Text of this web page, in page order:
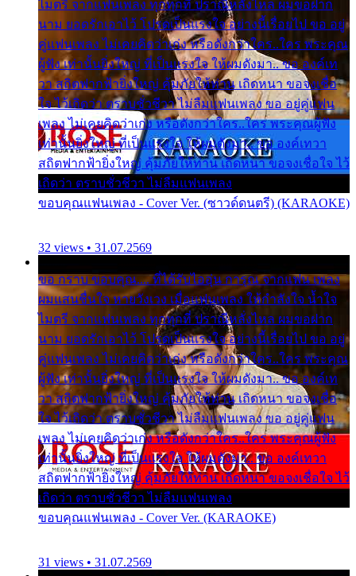
ไมตรี จากแฟนเพลง ทุกทุกที่ ปราณีหลั่งไหล ผมขอฝาก
นาม ยอดรักเอาไว้ โปรดเป็นแรงใจ อย่างนี้เรื่อยไป ขอ อยู่
คู่แฟนเพลง ไม่เคยคิดว่าเก่ง หรือดังกว่าใคร..ใคร พระคุณ
ผู้ฟัง เท่านั้นยิ่งใหญ่ ที่เป็นแรงใจ ให้ผมดังมา.. ขอ องค์เท
วา สถิตฟากฟ้ายิ่งใหญ่ คุ้มภัยให้ท่าน เถิดหนา ขอจงเชื่อ
ใจ ไว้เถิดว่า ตราบชั่วชีวา ไม่ลืมแฟนเพลง ขอ อยู่คู่แฟน
เพลง ไม่เคยคิดว่าเก่ง หรือดังกว่าใคร..ใคร พระคุณผู้ฟัง
เท่านั้นยิ่งใหญ่ ที่เป็นแรงใจ ให้ผมดังมา.. ขอ องค์เทวา
สถิตฟากฟ้ายิ่งใหญ่ คุ้มภัยให้ท่าน เถิดหนา ขอจงเชื่อใจ ไว้
เถิดว่า ตราบชั่วชีวา ไม่ลืมแฟนเพลง
ขอบคุณแฟนเพลง - Cover Ver. (ซาวด์ดนตรี) (KARAOKE)
32 views • 31.07.2569
ขอ กราบ ขอบคุณ.... ที่ได้รับไออุ่น การุณ จากแฟน เพลง
ผมแสนชื่นใจ หายวังเวง เมื่อแฟนเพลง ให้กำลังใจ น้ำใจ
ไมตรี จากแฟนเพลง ทุกทุกที่ ปราณีหลั่งไหล ผมขอฝาก
นาม ยอดรักเอาไว้ โปรดเป็นแรงใจ อย่างนี้เรื่อยไป ขอ อยู่
คู่แฟนเพลง ไม่เคยคิดว่าเก่ง หรือดังกว่าใคร..ใคร พระคุณ
ผู้ฟัง เท่านั้นยิ่งใหญ่ ที่เป็นแรงใจ ให้ผมดังมา.. ขอ องค์เท
วา สถิตฟากฟ้ายิ่งใหญ่ คุ้มภัยให้ท่าน เถิดหนา ขอจงเชื่อ
ใจ ไว้เถิดว่า ตราบชั่วชีวา ไม่ลืมแฟนเพลง ขอ อยู่คู่แฟน
เพลง ไม่เคยคิดว่าเก่ง หรือดังกว่าใคร..ใคร พระคุณผู้ฟัง
เท่านั้นยิ่งใหญ่ ที่เป็นแรงใจ ให้ผมดังมา.. ขอ องค์เทวา
สถิตฟากฟ้ายิ่งใหญ่ คุ้มภัยให้ท่าน เถิดหนา ขอจงเชื่อใจ ไว้
เถิดว่า ตราบชั่วชีวา ไม่ลืมแฟนเพลง
ขอบคุณแฟนเพลง - Cover Ver. (KARAOKE)
31 views • 31.07.2569